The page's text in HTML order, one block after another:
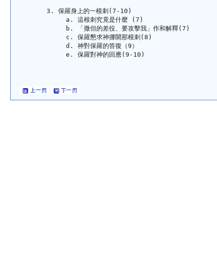
保羅身上的一根刺(7-10)
這根刺究竟是什麼 (7)
「撒但的差役、要攻擊我」作和解釋(7)
保羅懇求神挪開那根刺(8)
神對保羅的答復（9）
保羅對神的回應(9-10)